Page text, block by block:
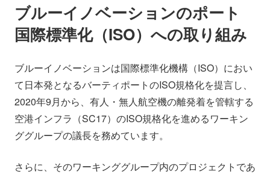
ブルーイノベーションのポート
国際標準化（ISO）への取り組み
ブルーイノベーションは国際標準化機構（ISO）におい
て日本発となるバーティポートのISO規格化を提言し、
2020年9月から、有人・無人航空機の離発着を管轄する
空港インフラ（SC17）のISO規格化を進めるワーキン
ググループの議長を務めています。
さらに、そのワーキンググループ内のプロジェクトであ